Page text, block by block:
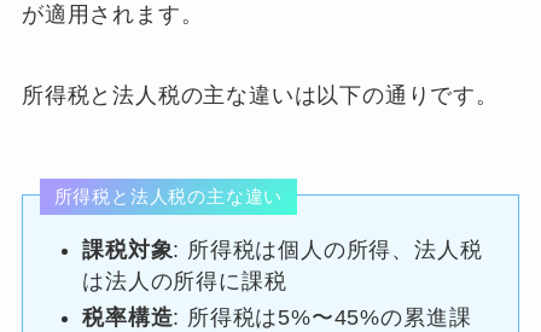
が適用されます。
所得税と法人税の主な違いは以下の通りです。
所得税と法人税の主な違い
課税対象: 所得税は個人の所得、法人税
は法人の所得に課税
税率構造: 所得税は5%〜45%の累進課